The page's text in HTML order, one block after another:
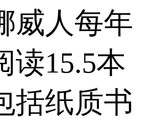
威人每年
读15.5本
括纸质书